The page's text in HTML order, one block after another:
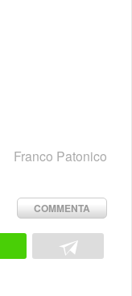
Franco Patonico
COMMENTA